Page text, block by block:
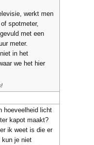
werkt men
spotmeter,
met een
meter.
in het
we het hier
hoeveelheid licht
kapot maakt?
ik weet is die er
kun je niet